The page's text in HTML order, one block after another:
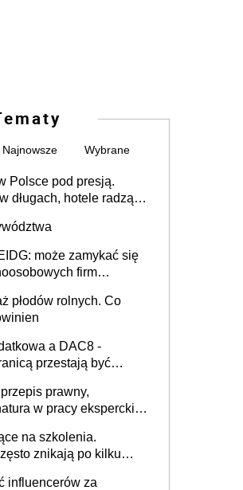
Najnowsze Wybrane
Polsce pod presją.
długach, hotele radzą
może zamykać się
firm
płodów rolnych. Co
a DAC8 -
przestają być
prawny,
w pracy eksperckiej -
na szkolenia.
znikają po kilku
influencerów za